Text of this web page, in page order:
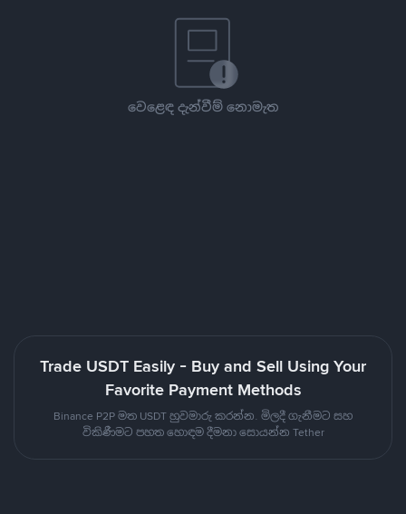
වෙළෙඳ දැන්වීම් නොමැත
Trade USDT Easily - Buy and Sell Using Your
Favorite Payment Methods
Binance P2P මත USDT හුවමාරු කරන්න. මිලදී ගැනීමට සහ
විකිණීමට පහත හොඳම දීමනා සොයන්න Tether